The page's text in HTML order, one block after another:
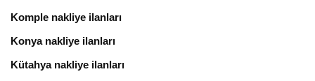
Komple nakliye ilanları
Konya nakliye ilanları
Kütahya nakliye ilanları